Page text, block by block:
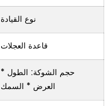
نوع القيادة
قاعدة العجلات
حجم الشوكة: الطول *
العرض * السمك